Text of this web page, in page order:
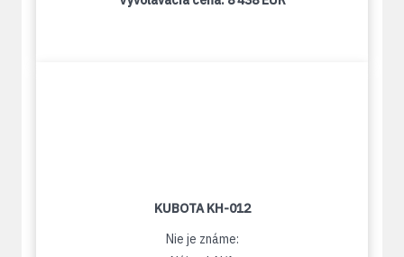
KUBOTA KH-012
Nie je známe: